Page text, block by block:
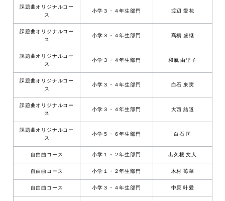
課題曲オリジナルコー
ス
小学３・４年生部門 渡辺 愛花
課題曲オリジナルコー
ス
小学３・４年生部門 髙橋 盛継
課題曲オリジナルコー
ス
小学３・４年生部門 和氣 由里子
課題曲オリジナルコー
ス
小学３・４年生部門 白石 來実
課題曲オリジナルコー
ス
小学３・４年生部門 大西 結道
課題曲オリジナルコー
ス
小学５・６年生部門 白石 匡
自由曲コース 小学１・２年生部門 出久根 文人
自由曲コース 小学１・２年生部門 木村 苺華
自由曲コース 小学３・４年生部門 中原 叶愛